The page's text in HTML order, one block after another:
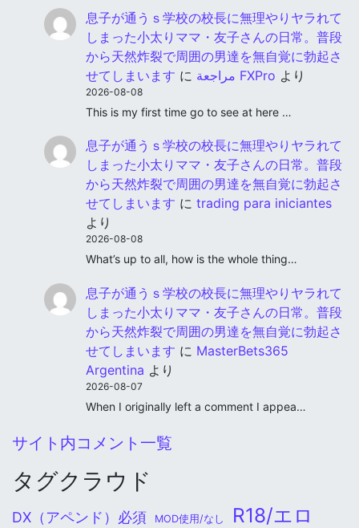
息子が通うｓ学校の校長に無理やりヤラれて
しまった小太りママ・友子さんの日常。普段
から天然炸裂で周囲の男達を無自覚に勃起さ
せてしまいます に مراجعة FXPro より
2026-08-08
This is my first time go to see at here …
息子が通うｓ学校の校長に無理やりヤラれて
しまった小太りママ・友子さんの日常。普段
から天然炸裂で周囲の男達を無自覚に勃起さ
せてしまいます に trading para iniciantes
より
2026-08-08
What’s up to all, how is the whole thing…
息子が通うｓ学校の校長に無理やりヤラれて
しまった小太りママ・友子さんの日常。普段
から天然炸裂で周囲の男達を無自覚に勃起さ
せてしまいます に MasterBets365
Argentina より
2026-08-07
When I originally left a comment I appea…
サイト内コメント一覧
タグクラウド
DX（アペンド）必須 MOD使用/なし R18/エロ